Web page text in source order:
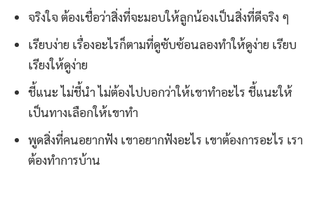
จริงใจ ต้องเชื่อว่าสิ่งที่จะมอบให้ลูกน้องเป็นสิ่งที่ดีจริง ๆ
เรียบง่าย เรื่องอะไรก็ตามที่ดูซับซ้อนลองทำให้ดูง่าย เรียบ
เรียงให้ดูง่าย
ชี้แนะ ไม่ชี้นำ ไม่ต้องไปบอกว่าให้เขาทำอะไร ชี้แนะให้
เป็นทางเลือกให้เขาทำ
พูดสิ่งที่คนอยากฟัง เขาอยากฟังอะไร เขาต้องการอะไร เรา
ต้องทำการบ้าน